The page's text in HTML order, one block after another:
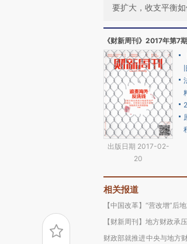
要扩大，收支平衡
《财新周刊》2017年第7期
出版日期 2017-02-
20
相关报道
【中国改革】“营改增”后
【财新周刊】地方财政承压
财政部就推进中央与地方